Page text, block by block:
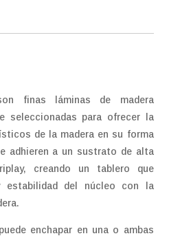
finas láminas de madera
seleccionadas para ofrecer la
de la madera en su forma
adhieren a un sustrato de alta
creando un tablero que
estabilidad del núcleo con la
enchapar en una o ambas